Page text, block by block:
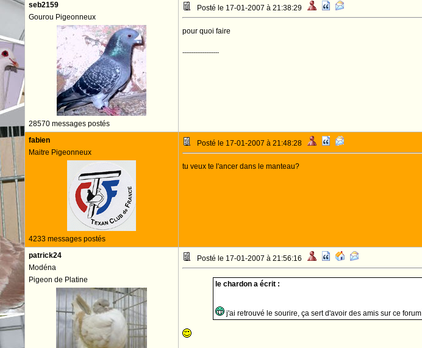
seb2159
Gourou Pigeonneux
28570 messages postés
Posté le 17-01-2007 à 21:38:29
pour quoi faire
--------------------
fabien
Maitre Pigeonneux
4233 messages postés
Posté le 17-01-2007 à 21:48:28
tu veux te l'ancer dans le manteau?
patrick24
Modéna
Pigeon de Platine
Posté le 17-01-2007 à 21:56:16
le chardon a écrit :
j'ai retrouvé le sourire, ça sert d'avoir des amis sur ce forum